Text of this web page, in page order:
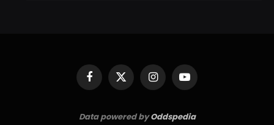
Facebook
X
(Twitter)
InstagramYouTube
Data powered byOddspedia